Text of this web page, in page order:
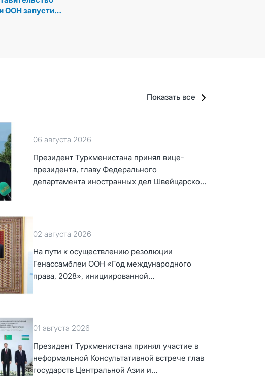
ООН запустило
своего
Показать все
06 августа 2026
Президент Туркменистана принял вице-
президента, главу Федерального
департамента иностранных дел Швейцарской
02 августа 2026
На пути к осуществлению резолюции
Генассамблеи ООН «Год международного
права, 2028», инициированной
01 августа 2026
Президент Туркменистана принял участие в
неформальной Консультативной встрече глав
государств Центральной Азии и